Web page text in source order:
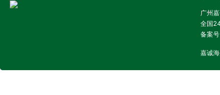
广州
全国
备案
嘉诚